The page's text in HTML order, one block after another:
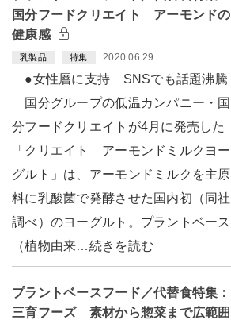
国分フードクリエイト アーモンドの
健康感
乳製品 特集 2020.06.29
●女性層に支持 SNSでも話題沸騰
国分グループの低温カンパニー・国
分フードクリエイトが4月に発売した
「クリエイト アーモンドミルクヨー
グルト」は、アーモンドミルクを主原
料に乳酸菌で発酵させた国内初（同社
調べ）のヨーグルト。プラントベース
（植物由来…続きを読む
プラントベースフード／代替食特集：
三育フーズ 素材から惣菜まで広範囲